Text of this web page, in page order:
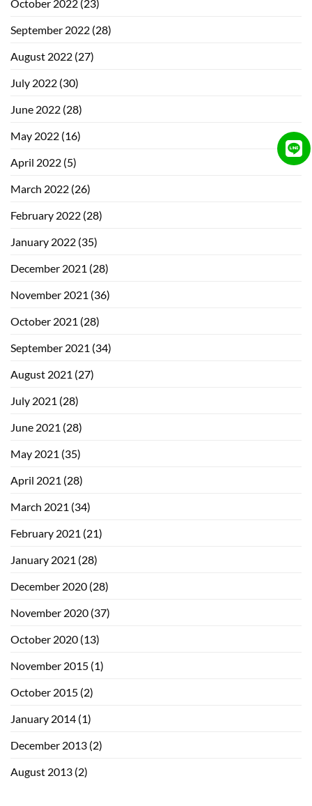
October 2022 (23)
September 2022 (28)
August 2022 (27)
July 2022 (30)
June 2022 (28)
May 2022 (16)
April 2022 (5)
March 2022 (26)
February 2022 (28)
January 2022 (35)
December 2021 (28)
November 2021 (36)
October 2021 (28)
September 2021 (34)
August 2021 (27)
July 2021 (28)
June 2021 (28)
May 2021 (35)
April 2021 (28)
March 2021 (34)
February 2021 (21)
January 2021 (28)
December 2020 (28)
November 2020 (37)
October 2020 (13)
November 2015 (1)
October 2015 (2)
January 2014 (1)
December 2013 (2)
August 2013 (2)